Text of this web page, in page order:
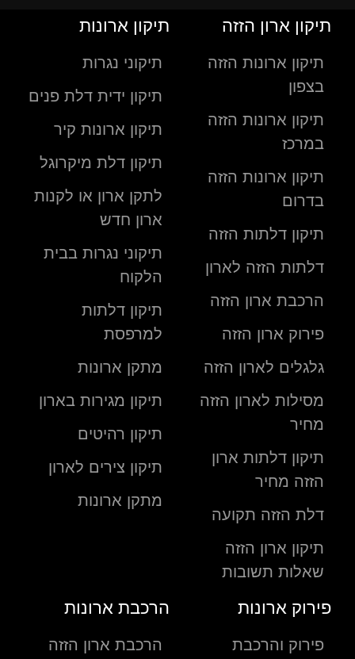
תיקון ארון הזזה
תיקון ארונות הזזה
בצפון
תיקון ארונות הזזה
במרכז
תיקון ארונות הזזה
בדרום
תיקון דלתות הזזה
דלתות הזזה לארון
הרכבת ארון הזזה
פירוק ארון הזזה
גלגלים לארון הזזה
מסילות לארון הזזה
מחיר
תיקון דלתות ארון
הזזה מחיר
דלת הזזה תקועה
תיקון ארון הזזה
שאלות תשובות
תיקון ארונות
תיקוני נגרות
תיקון ידית דלת פנים
תיקון ארונות קיר
תיקון דלת מיקרוגל
לתקן ארון או לקנות
ארון חדש
תיקוני נגרות בבית
הלקוח
תיקון דלתות
למרפסת
מתקן ארונות
תיקון מגירות בארון
תיקון רהיטים
תיקון צירים לארון
מתקן ארונות
פירוק ארונות
פירוק והרכבת
הרכבת ארונות
הרכבת ארון הזזה